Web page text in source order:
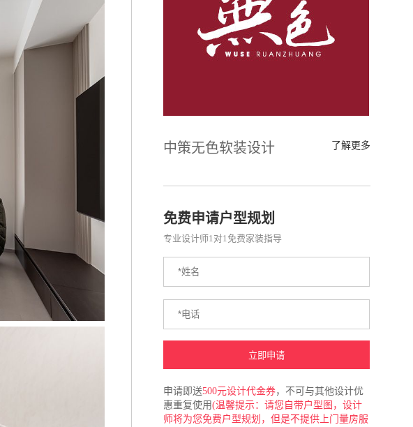
中策无色软装设计 了解更多
免费申请户型规划
专业设计师1对1免费家装指导
申请即送500元设计代金券，不可与其他设计优
惠重复使用(温馨提示：请您自带户型图，设计
师将为您免费户型规划，但是不提供上门量房服